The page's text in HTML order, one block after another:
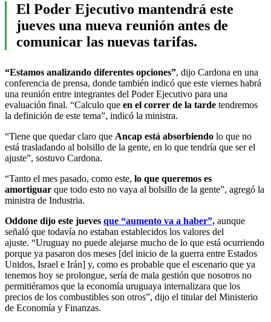
El Poder Ejecutivo mantendrá este
jueves una nueva reunión antes de
comunicar las nuevas tarifas.
“Estamos analizando diferentes opciones”, dijo Cardona en una
conferencia de prensa, donde también indicó que este viernes habrá
una reunión entre integrantes del Poder Ejecutivo para una
evaluación final. “Calculo que en el correr de la tarde tendremos
la definición de este tema”, indicó la ministra.
“Tiene que quedar claro que Ancap está absorbiendo lo que no
está trasladando al bolsillo de la gente, en lo que tendría que ser el
ajuste”, sostuvo Cardona.
“Tanto el mes pasado, como este, lo que queremos es
amortiguar que todo esto no vaya al bolsillo de la gente”, agregó la
ministra de Industria.
Oddone dijo este jueves que “aumento va a haber”, aunque
señaló que todavía no estaban establecidos los valores del
ajuste. “Uruguay no puede alejarse mucho de lo que está ocurriendo
porque ya pasaron dos meses [del inicio de la guerra entre Estados
Unidos, Israel e Irán] y, como es probable que el escenario que ya
tenemos hoy se prolongue, sería de mala gestión que nosotros no
permitiéramos que la economía uruguaya internalizara que los
precios de los combustibles son otros”, dijo el titular del Ministerio
de Economía y Finanzas.